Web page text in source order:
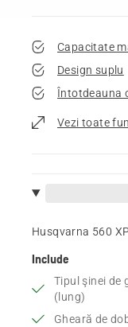
Capacitate
Design suplu
Întotdeauna
Vezi toate
Husqvarna 560
Include
Tipul şinei de
(lung)
Gheară de